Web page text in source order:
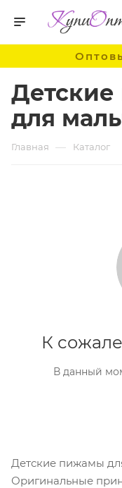
для
Главная — Каталог
К
В данный
Детские пижамы
Оригинальные